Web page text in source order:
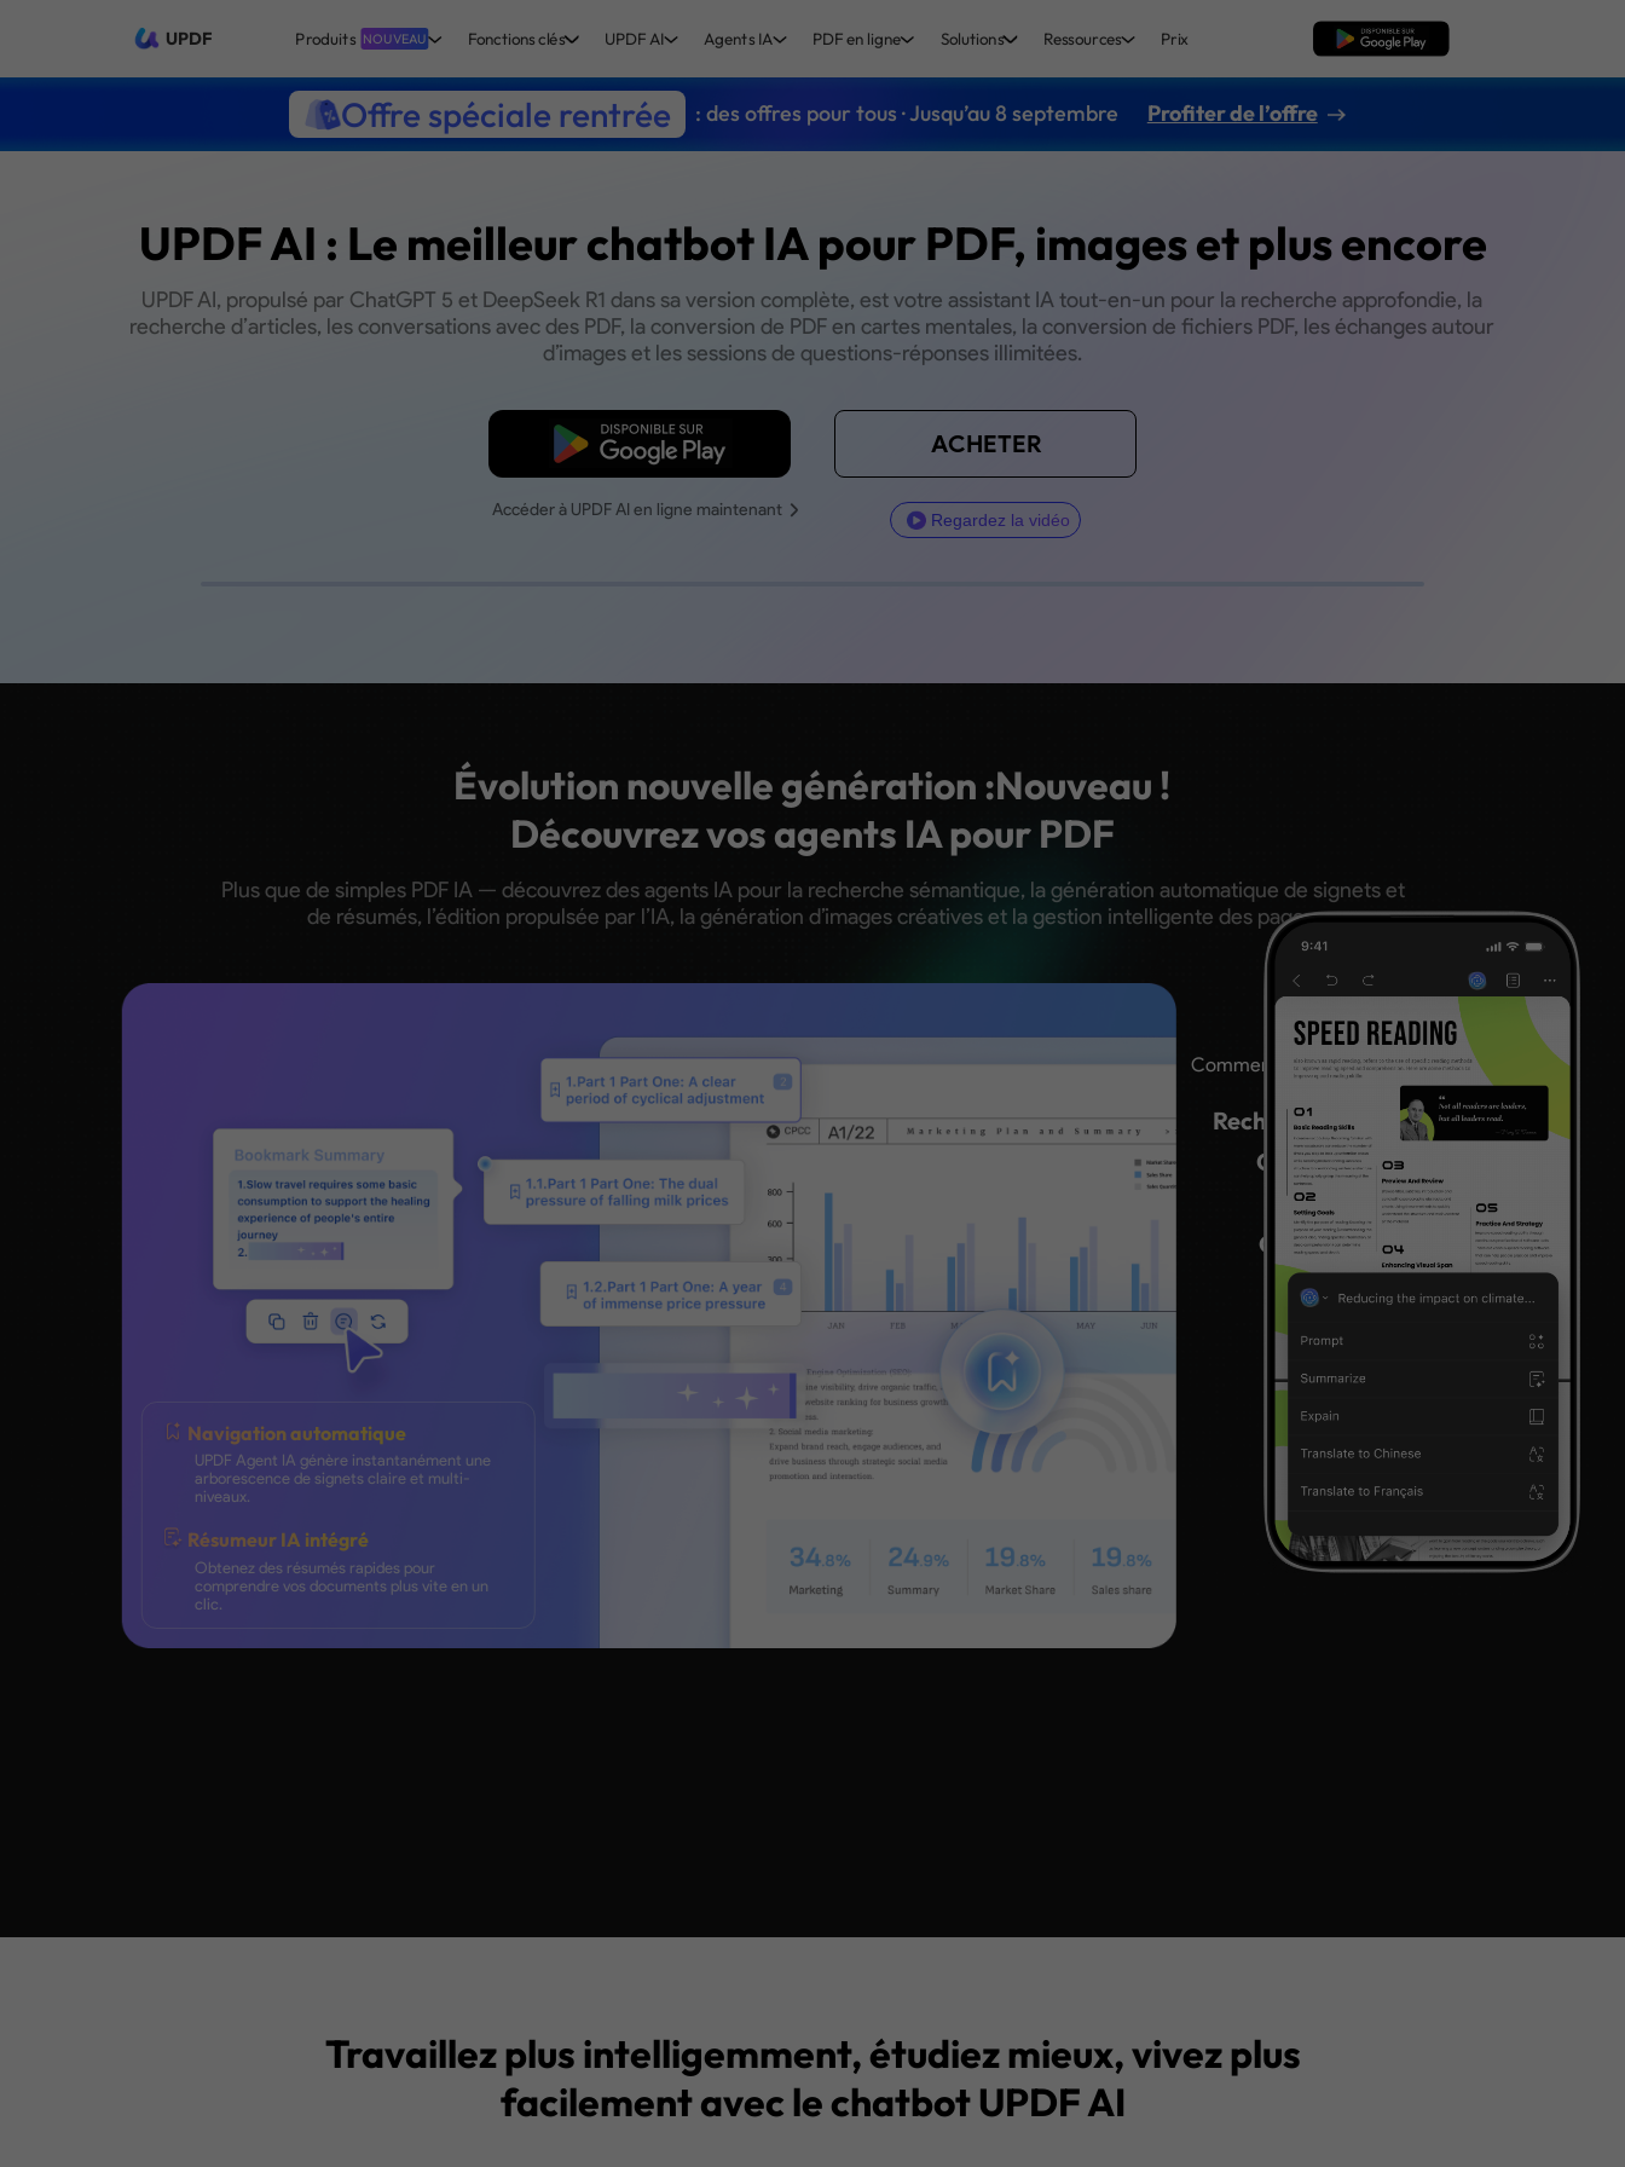
UPDF Produits NOUVEAU Fonctions clés UPDF AI Agents IA PDF en ligne Solutions Ressources Prix TÉLÉCHARGER
Offre spéciale rentrée : des offres pour tous · Jusqu’au 8 septembre Profiter de l’offre
UPDF AI : Le meilleur chatbot IA pour PDF, images et plus encore
UPDF AI, propulsé par ChatGPT 5 et DeepSeek R1 dans sa version complète, est votre assistant IA tout-en-un pour la recherche approfondie, la
recherche d’articles, les conversations avec des PDF, la conversion de PDF en cartes mentales, la conversion de fichiers PDF, les échanges autour
d’images et les sessions de questions-réponses illimitées.
TÉLÉCHARGER
Accéder à UPDF AI en ligne maintenant
ACHETER
Regardez la vidéo
Évolution nouvelle génération :Nouveau !
Découvrez vos agents IA pour PDF
Plus que de simples PDF IA — découvrez des agents IA pour la recherche sémantique, la génération automatique de signets et
de résumés, l’édition propulsée par l’IA, la génération d’images créatives et la gestion intelligente des pages.
Signets IA
Comment naviguer et résumer mon
PDF avec un agent IA >
Recherche sémantique
Outils de design IA
Édition PDF IA
Gestion des pages
UPDF Copilot
Travaillez plus intelligemment, étudiez mieux, vivez plus
facilement avec le chatbot UPDF AI